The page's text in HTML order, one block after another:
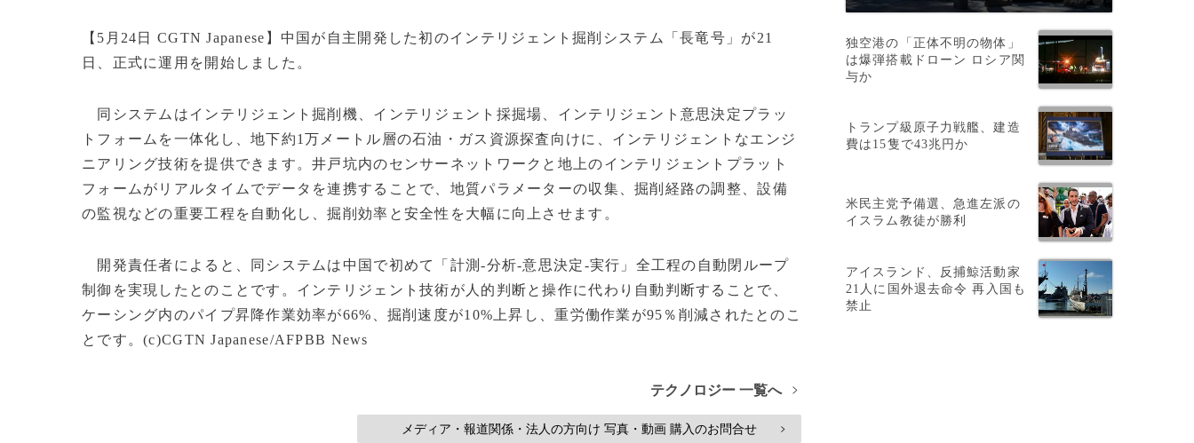
【5月24日 CGTN Japanese】中国が自主開発した初のインテリジェント掘削システム「長竜号」が21
日、正式に運用を開始しました。
同システムはインテリジェント掘削機、インテリジェント採掘場、インテリジェント意思決定プラッ
トフォームを一体化し、地下約1万メートル層の石油・ガス資源探査向けに、インテリジェントなエンジ
ニアリング技術を提供できます。井戸坑内のセンサーネットワークと地上のインテリジェントプラット
フォームがリアルタイムでデータを連携することで、地質パラメーターの収集、掘削経路の調整、設備
の監視などの重要工程を自動化し、掘削効率と安全性を大幅に向上させます。
開発責任者によると、同システムは中国で初めて「計測-分析-意思決定-実行」全工程の自動閉ループ
制御を実現したとのことです。インテリジェント技術が人的判断と操作に代わり自動判断することで、
ケーシング内のパイプ昇降作業効率が66%、掘削速度が10%上昇し、重労働作業が95％削減されたとのこ
とです。(c)CGTN Japanese/AFPBB News
テクノロジー 一覧へ >
メディア・報道関係・法人の方向け 写真・動画 購入のお問合せ >
独空港の「正体不明の物体」
は爆弾搭載ドローン ロシア関
与か
トランプ級原子力戦艦、建造
費は15隻で43兆円か
米民主党予備選、急進左派の
イスラム教徒が勝利
アイスランド、反捕鯨活動家
21人に国外退去命令 再入国も
禁止